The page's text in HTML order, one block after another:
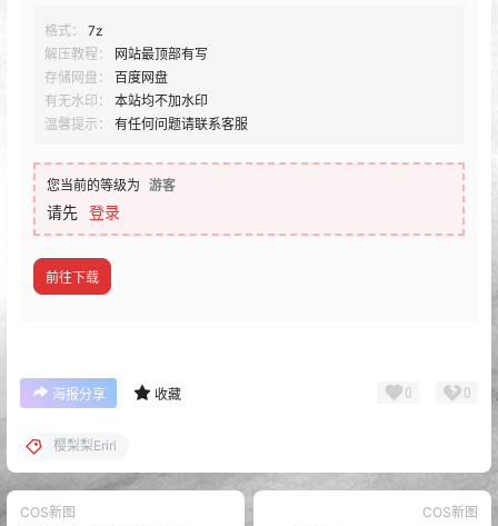
格式：
7z
解压教程：
网站最顶部有写
存储网盘：
百度网盘
有无水印：
本站均不加水印
温馨提示：
有任何问题请联系客服
您当前的等级为 游客
请先 登录
前往下载
海报分享 收藏 0 0
樱梨梨Eriri
COS新图 COS新图